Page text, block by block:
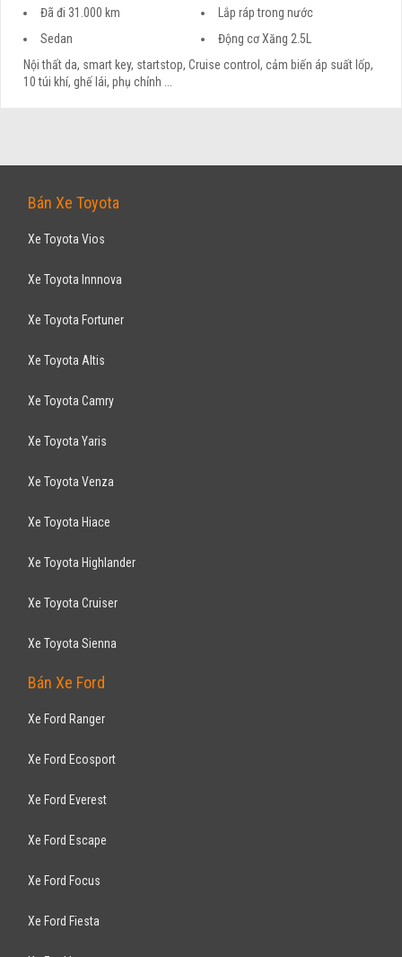
Đã đi 31.000 km
Lắp ráp trong nước
Sedan
Động cơ Xăng 2.5L
Nội thất da, smart key, startstop, Cruise control, cảm biến áp suất lốp,
10 túi khí, ghế lái, phụ chỉnh ...
Bán Xe Toyota
Xe Toyota Vios
Xe Toyota Innnova
Xe Toyota Fortuner
Xe Toyota Altis
Xe Toyota Camry
Xe Toyota Yaris
Xe Toyota Venza
Xe Toyota Hiace
Xe Toyota Highlander
Xe Toyota Cruiser
Xe Toyota Sienna
Bán Xe Ford
Xe Ford Ranger
Xe Ford Ecosport
Xe Ford Everest
Xe Ford Escape
Xe Ford Focus
Xe Ford Fiesta